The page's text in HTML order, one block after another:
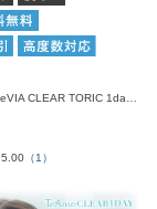
5.00 （1）